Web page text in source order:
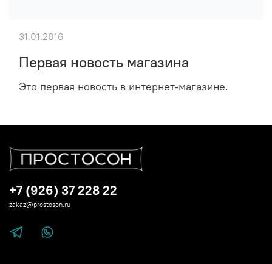
Первая новость магазина
Это первая новость в интернет-магазине.
31.01.2016
+7 (926) 37 228 22
zakaz@prostoson.ru